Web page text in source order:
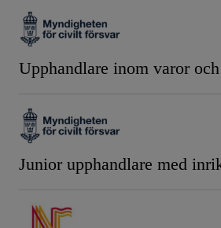
Upphandlare inom varor
Junior upphandlare med